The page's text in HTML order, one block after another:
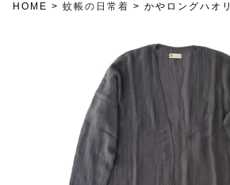
HOME 蚊帳の日常着 かやロングハオリ